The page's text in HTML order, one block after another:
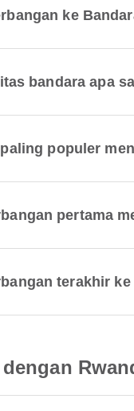
ke
bandara apa
populer
pertama
terakhir